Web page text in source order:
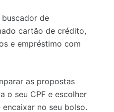
de
cartão de crédito,
e empréstimo com
as propostas
o seu CPF e escolher
no seu bolso.